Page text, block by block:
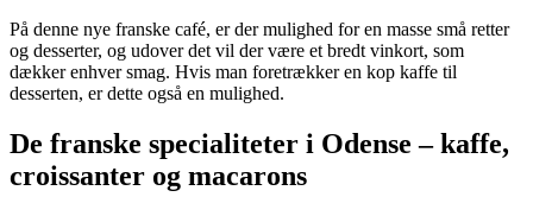
På denne nye franske café, er der mulighed for en masse små retter
og desserter, og udover det vil der være et bredt vinkort, som
dækker enhver smag. Hvis man foretrækker en kop kaffe til
desserten, er dette også en mulighed.
De franske specialiteter i Odense – kaffe,
croissanter og macarons